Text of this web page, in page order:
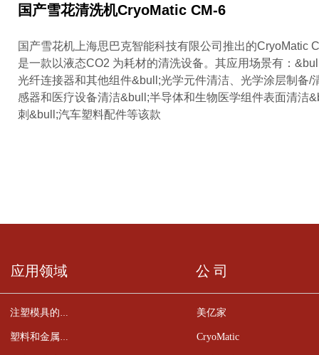
美亿家
CryoMatic
注塑模具的清洁
塑料和金属零件的去毛刺
应用领域 公 司
国产雪花清洗机CryoMatic CM-6
国产雪花机上海思巴克智能科技有限公司推出的CryoMatic
是一款以液态CO2 为耗材的清洗设备。其应用场景有：
光纤连接器和其他组件&bull;光学元件清洁、光学涂层制备/
感器和医疗设备清洁&bull;半导体和生物医学组件表面清洁
刺&bull;汽车塑料配件等该款